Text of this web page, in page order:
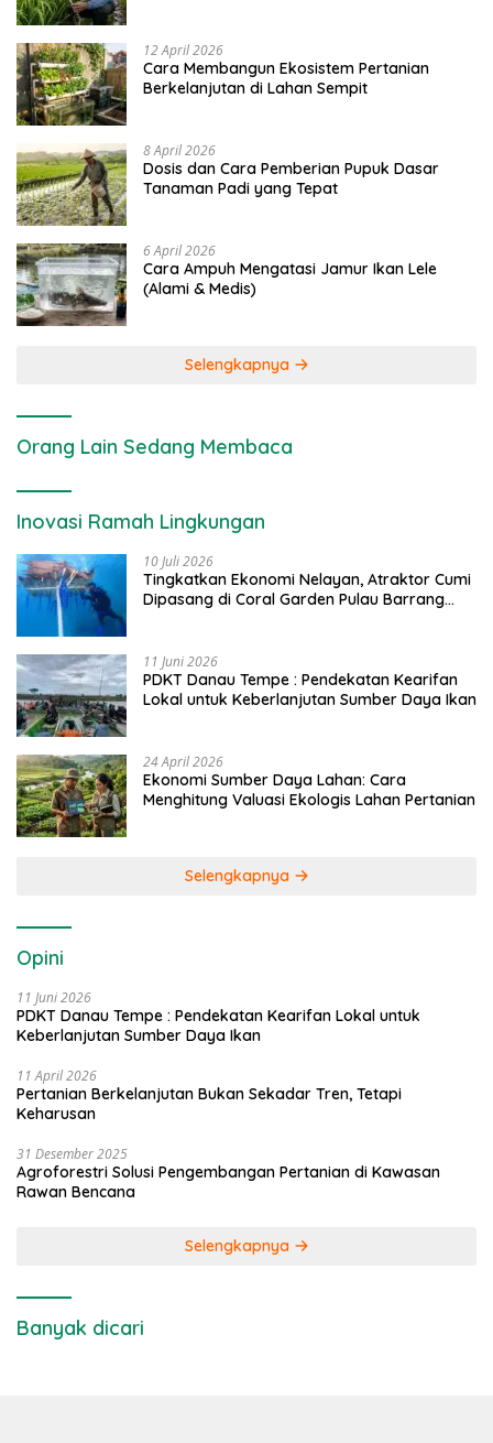
12 April 2026
Cara Membangun Ekosistem Pertanian
Berkelanjutan di Lahan Sempit
8 April 2026
Dosis dan Cara Pemberian Pupuk Dasar
Tanaman Padi yang Tepat
6 April 2026
Cara Ampuh Mengatasi Jamur Ikan Lele
(Alami & Medis)
Selengkapnya
Orang Lain Sedang Membaca
Inovasi Ramah Lingkungan
10 Juli 2026
Tingkatkan Ekonomi Nelayan, Atraktor Cumi
Dipasang di Coral Garden Pulau Barrang
11 Juni 2026
PDKT Danau Tempe : Pendekatan Kearifan
Lokal untuk Keberlanjutan Sumber Daya Ikan
24 April 2026
Ekonomi Sumber Daya Lahan: Cara
Menghitung Valuasi Ekologis Lahan Pertanian
Selengkapnya
Opini
11 Juni 2026
PDKT Danau Tempe : Pendekatan Kearifan Lokal untuk
Keberlanjutan Sumber Daya Ikan
11 April 2026
Pertanian Berkelanjutan Bukan Sekadar Tren, Tetapi
Keharusan
31 Desember 2025
Agroforestri Solusi Pengembangan Pertanian di Kawasan
Rawan Bencana
Selengkapnya
Banyak dicari